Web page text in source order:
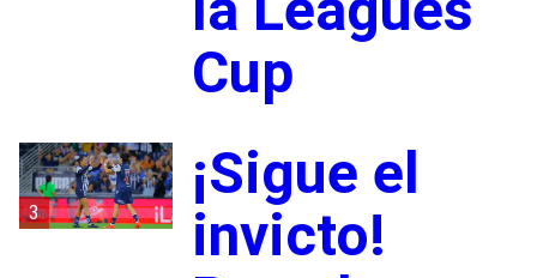
Cup
3
¡Sigue el
invicto!